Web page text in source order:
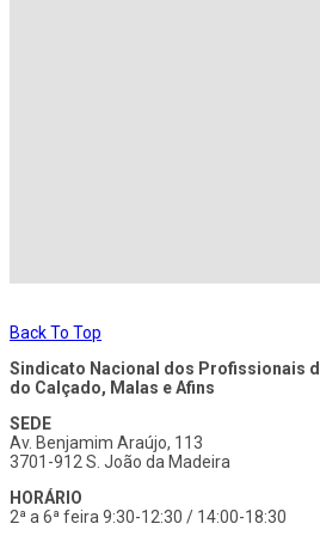
Back To Top
Sindicato Nacional dos Profissionais
do Calçado, Malas e Afins
SEDE
Av. Benjamim Araújo, 113
3701-912 S. João da Madeira
HORÁRIO
2ª a 6ª feira 9:30-12:30 / 14:00-18:30